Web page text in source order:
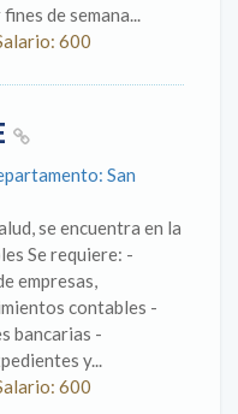
de semana...
600
San
se encuentra en la
Se requiere: -
empresas,
contables -
bancarias -
y...
600